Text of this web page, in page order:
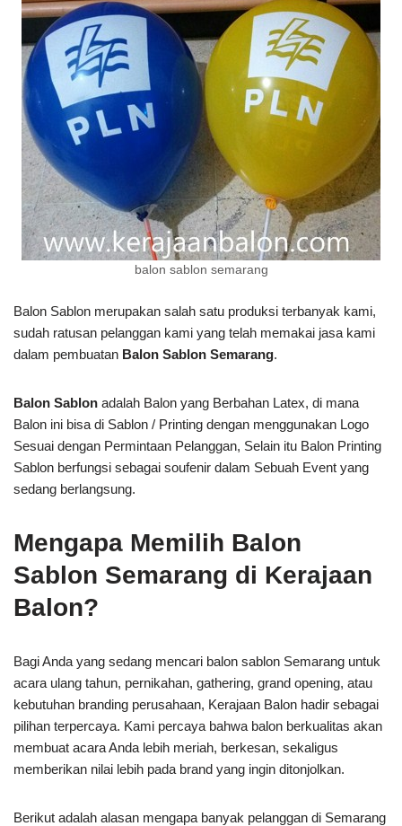
balon sablon semarang
Balon Sablon merupakan salah satu produksi terbanyak kami,
sudah ratusan pelanggan kami yang telah memakai jasa kami
dalam pembuatan Balon Sablon Semarang.
Balon Sablon adalah Balon yang Berbahan Latex, di mana
Balon ini bisa di Sablon / Printing dengan menggunakan Logo
Sesuai dengan Permintaan Pelanggan, Selain itu Balon Printing
Sablon berfungsi sebagai soufenir dalam Sebuah Event yang
sedang berlangsung.
Mengapa Memilih Balon
Sablon Semarang di Kerajaan
Balon?
Bagi Anda yang sedang mencari balon sablon Semarang untuk
acara ulang tahun, pernikahan, gathering, grand opening, atau
kebutuhan branding perusahaan, Kerajaan Balon hadir sebagai
pilihan terpercaya. Kami percaya bahwa balon berkualitas akan
membuat acara Anda lebih meriah, berkesan, sekaligus
memberikan nilai lebih pada brand yang ingin ditonjolkan.
Berikut adalah alasan mengapa banyak pelanggan di Semarang